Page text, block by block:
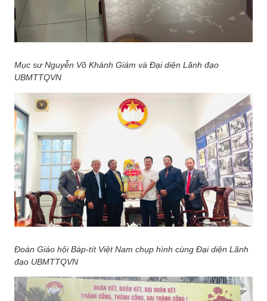
Mục sư Nguyễn Võ Khánh Giám và Đại diện Lãnh đạo
UBMTTQVN
Đoàn Giáo hội Báp-tít Việt Nam chụp hình cùng Đại diện Lãnh
đạo UBMTTQVN